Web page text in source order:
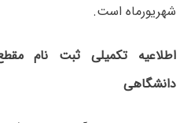
شهریورماه است.
اطلاعیه تکمیلی ثبت نام
دانشگاهی